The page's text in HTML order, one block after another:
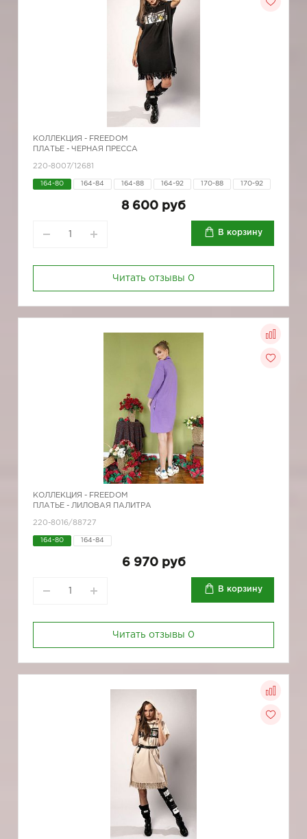
КОЛЛЕКЦИЯ - FREEDOM
ПЛАТЬЕ - ЧЕРНАЯ ПРЕССА
220-8007/12681
164-80 164-84 164-88 164-92 170-88 170-92
8 600 руб
В корзину
Читать отзывы 0
КОЛЛЕКЦИЯ - FREEDOM
ПЛАТЬЕ - ЛИЛОВАЯ ПАЛИТРА
220-8016/88727
164-80 164-84
6 970 руб
В корзину
Читать отзывы 0